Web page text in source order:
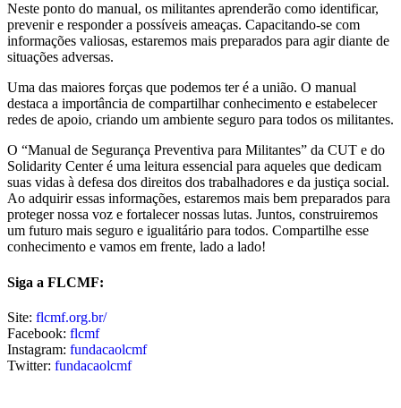
Neste ponto do manual, os militantes aprenderão como identificar,
prevenir e responder a possíveis ameaças. Capacitando-se com
informações valiosas, estaremos mais preparados para agir diante de
situações adversas.
Uma das maiores forças que podemos ter é a união. O manual
destaca a importância de compartilhar conhecimento e estabelecer
redes de apoio, criando um ambiente seguro para todos os militantes.
O “Manual de Segurança Preventiva para Militantes” da CUT e do
Solidarity Center é uma leitura essencial para aqueles que dedicam
suas vidas à defesa dos direitos dos trabalhadores e da justiça social.
Ao adquirir essas informações, estaremos mais bem preparados para
proteger nossa voz e fortalecer nossas lutas. Juntos, construiremos
um futuro mais seguro e igualitário para todos. Compartilhe esse
conhecimento e vamos em frente, lado a lado!
Siga a FLCMF:
Site: flcmf.org.br/
Facebook: flcmf
Instagram: fundacaolcmf
Twitter: fundacaolcmf